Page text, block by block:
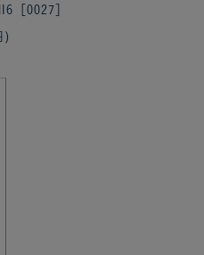
［0027］
)